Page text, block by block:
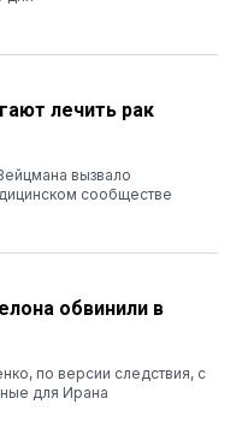
лечить рак
вызвало
сообществе
обвинили в
по версии следствия, с
для Ирана